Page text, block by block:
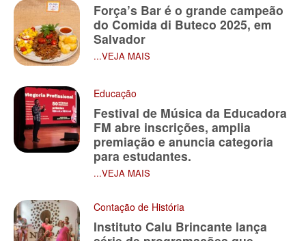
Força’s Bar é o grande campeão
do Comida di Buteco 2025, em
Salvador
...VEJA MAIS
Educação
Festival de Música da Educadora
FM abre inscrições, amplia
premiação e anuncia categoria
para estudantes.
...VEJA MAIS
Contação de História
Instituto Calu Brincante lança